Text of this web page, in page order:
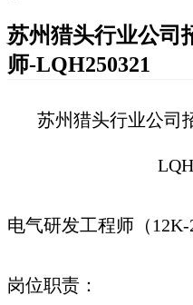
苏州猎头行业公司
师-LQH250321
苏州猎头行业公司
电气研发工程师（12K-
岗位职责：